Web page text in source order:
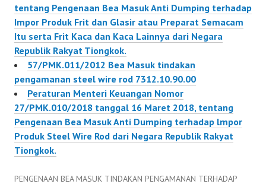
tentang Pengenaan Bea Masuk Anti Dumping terhadap
Impor Produk Frit dan Glasir atau Preparat Semacam
Itu serta Frit Kaca dan Kaca Lainnya dari Negara
Republik Rakyat Tiongkok.
57/PMK.011/2012 Bea Masuk tindakan
pengamanan steel wire rod 7312.10.90.00
Peraturan Menteri Keuangan Nomor
27/PMK.010/2018 tanggal 16 Maret 2018, tentang
Pengenaan Bea Masuk Anti Dumping terhadap lmpor
Produk Steel Wire Rod dari Negara Republik Rakyat
Tiongkok.
PENGENAAN BEA MASUK TINDAKAN PENGAMANAN TERHADAP